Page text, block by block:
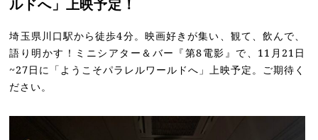
埼玉県川口駅から徒歩4分。映画好きが集い、観て、飲んで、
語り明かす！ミニシアター＆バー『第8電影』で、11月21日
~27日に「ようこそパラレルワールドへ」上映予定。ご期待く
ださい。